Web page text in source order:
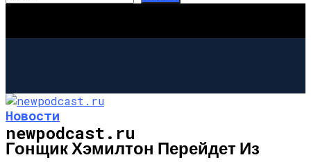
newpodcast.ru
Новости
Гонщик Хэмилтон Перейдет Из